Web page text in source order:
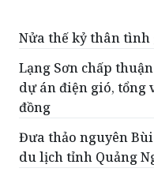
tại Cà Mau
Nửa thế kỷ thân tình
dự án điện gió, tổng
đồng